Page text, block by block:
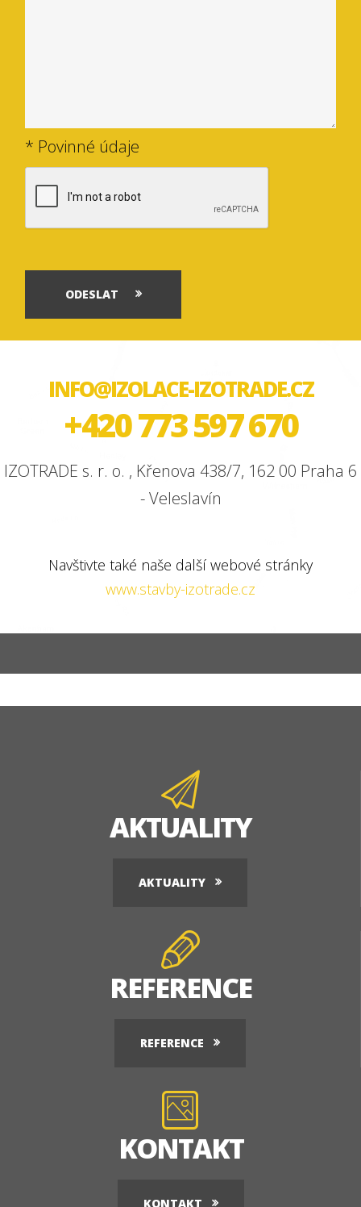
* Povinné údaje
ODESLAT
INFO@IZOLACE-IZOTRADE.CZ
+420 773 597 670
IZOTRADE s. r. o. , Křenova 438/7, 162 00 Praha 6
- Veleslavín
Navštivte také naše další webové stránky
www.stavby-izotrade.cz
AKTUALITY
AKTUALITY
REFERENCE
REFERENCE
KONTAKT
KONTAKT